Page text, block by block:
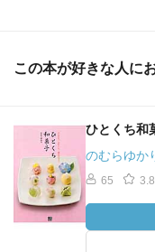
この本が好きな人に
ひとくち和
のむらゆか
65